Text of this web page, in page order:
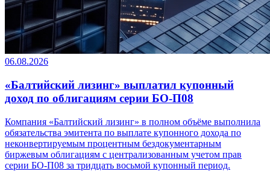
06.08.2026
«Балтийский лизинг» выплатил купонный
доход по облигациям серии БО-П08
Компания «Балтийский лизинг» в полном объёме выполнила
обязательства эмитента по выплате купонного дохода по
неконвертируемым процентным бездокументарным
биржевым облигациям с централизованным учетом прав
серии БО-П08 за тридцать восьмой купонный период.